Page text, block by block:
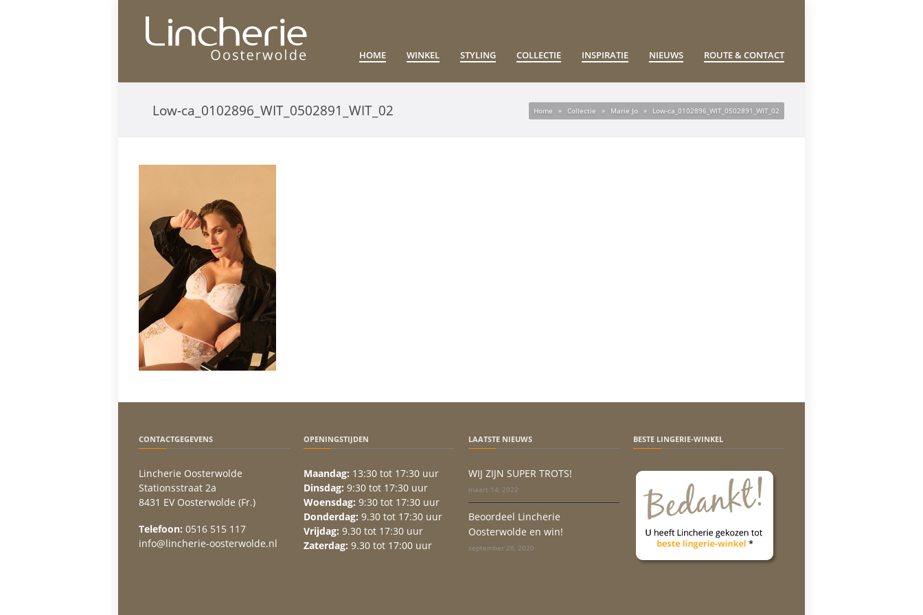
HOME WINKEL STYLING COLLECTIE INSPIRATIE NIEUWS ROUTE & CONTACT
Low-ca_0102896_WIT_0502891_WIT_02 Home » Collectie » Marie Jo » Low-ca_0102896_WIT_0502891_WIT_02
CONTACTGEGEVENS
Lincherie Oosterwolde
Stationsstraat 2a
8431 EV Oosterwolde (Fr.)
Telefoon: 0516 515 117
info@lincherie-oosterwolde.nl
OPENINGSTIJDEN
Maandag: 13:30 tot 17:30 uur
Dinsdag: 9:30 tot 17:30 uur
Woensdag: 9:30 tot 17:30 uur
Donderdag: 9.30 tot 17:30 uur
Vrijdag: 9.30 tot 17:30 uur
Zaterdag: 9.30 tot 17:00 uur
LAATSTE NIEUWS
WIJ ZIJN SUPER TROTS!
maart 14, 2022
Beoordeel Lincherie
Oosterwolde en win!
september 28, 2020
BESTE LINGERIE-WINKEL